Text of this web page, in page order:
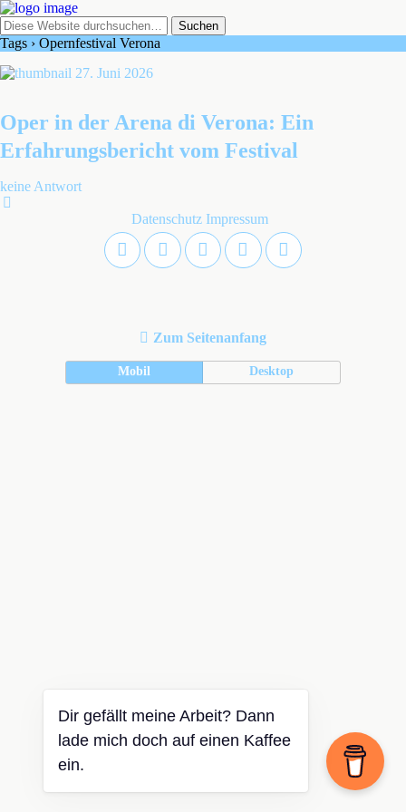
Tags › Opernfestival Verona
27. Juni 2026
Oper in der Arena di Verona: Ein
Erfahrungsbericht vom Festival
keine Antwort
Datenschutz Impressum
Zum Seitenanfang
Mobil Desktop
Dir gefällt meine Arbeit? Dann
lade mich doch auf einen Kaffee
ein.